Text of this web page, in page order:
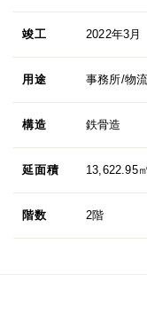
竣工 2022年3月
用途 事務所/物
構造 鉄骨造
延面積 13,622.95㎡
階数 2階